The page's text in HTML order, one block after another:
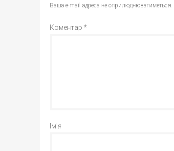
Ваша e-mail адреса не оприлюднюватиметься.
Коментар *
Ім'я